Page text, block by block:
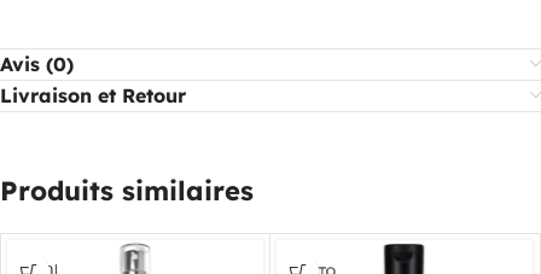
Avis (0)
Livraison et Retour
Produits similaires